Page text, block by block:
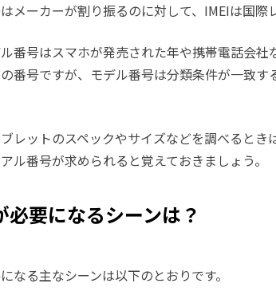
メーカーが割り振るのに対して、IMEIは国際
番号はスマホが発売された年や携帯電話会
番号ですが、モデル番号は分類条件が一致
レットのスペックやサイズなどを調べると
ル番号が求められると覚えておきましょう。
必要になるシーンは？
なる主なシーンは以下のとおりです。